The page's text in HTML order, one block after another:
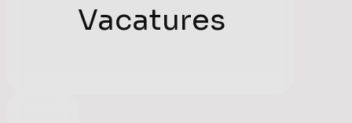
Vacatures